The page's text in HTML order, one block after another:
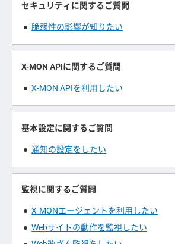
セキュリティに関するご質問
脆弱性の影響が知りたい
X-MON APIに関するご質問
X-MON APIを利用したい
基本設定に関するご質問
通知の設定をしたい
監視に関するご質問
X-MONエージェントを利用したい
Webサイトの動作を監視したい